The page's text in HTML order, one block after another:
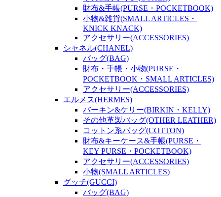
財布&手帳(PURSE・POCKETBOOK)
小物&雑貨(SMALL ARTICLES・
KNICK KNACK)
アクセサリー(ACCESSORIES)
シャネル(CHANEL)
バッグ(BAG)
財布・手帳・小物(PURSE・
POCKETBOOK・SMALL ARTICLES)
アクセサリー(ACCESSORIES)
エルメス(HERMES)
バーキン&ケリー(BIRKIN・KELLY)
その他革製バッグ(OTHER LEATHER)
コットン系バッグ(COTTON)
財布&キーケース&手帳(PURSE・
KEY PURSE・POCKETBOOK)
アクセサリー(ACCESSORIES)
小物(SMALL ARTICLES)
グッチ(GUCCI)
バッグ(BAG)